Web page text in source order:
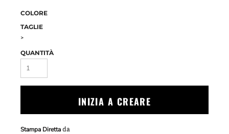
COLORE
TAGLIE
>
QUANTITÀ
INIZIA A CREARE
Stampa Diretta da